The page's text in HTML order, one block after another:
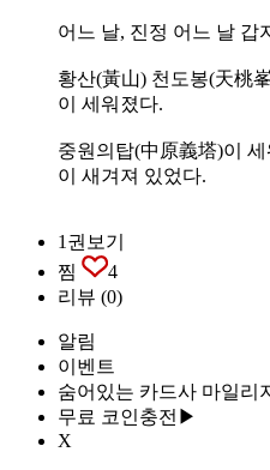
어느 날, 진정 어느 날 갑
황산(黃山) 천도봉(天桃
이 세워졌다.
중원의탑(中原義塔)이
이 새겨져 있었다.
1권보기
찜
4
리뷰 (0)
알림
이벤트
숨어있는 카드사 마일리지
무료 코인충전▶
X